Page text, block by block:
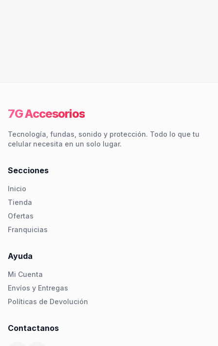
7G Accesorios
Tecnología, fundas, sonido y protección. Todo lo que tu
celular necesita en un solo lugar.
Secciones
Inicio
Tienda
Ofertas
Franquicias
Ayuda
Mi Cuenta
Envíos y Entregas
Políticas de Devolución
Contactanos